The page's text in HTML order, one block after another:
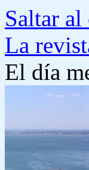
Saltar
La
El día